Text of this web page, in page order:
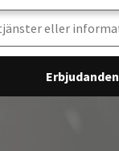
Erbjudanden